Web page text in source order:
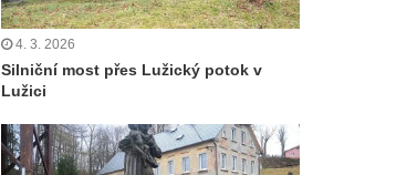
4. 3. 2026
Silniční most přes Lužický potok v
Lužici